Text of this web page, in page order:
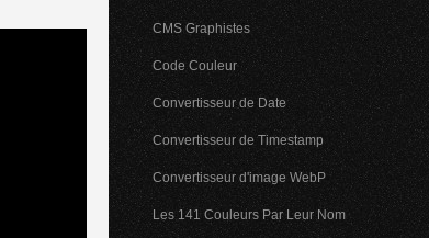
CMS Graphistes
Code Couleur
Convertisseur de Date
Convertisseur de Timestamp
Convertisseur d'image WebP
Les 141 Couleurs Par Leur Nom